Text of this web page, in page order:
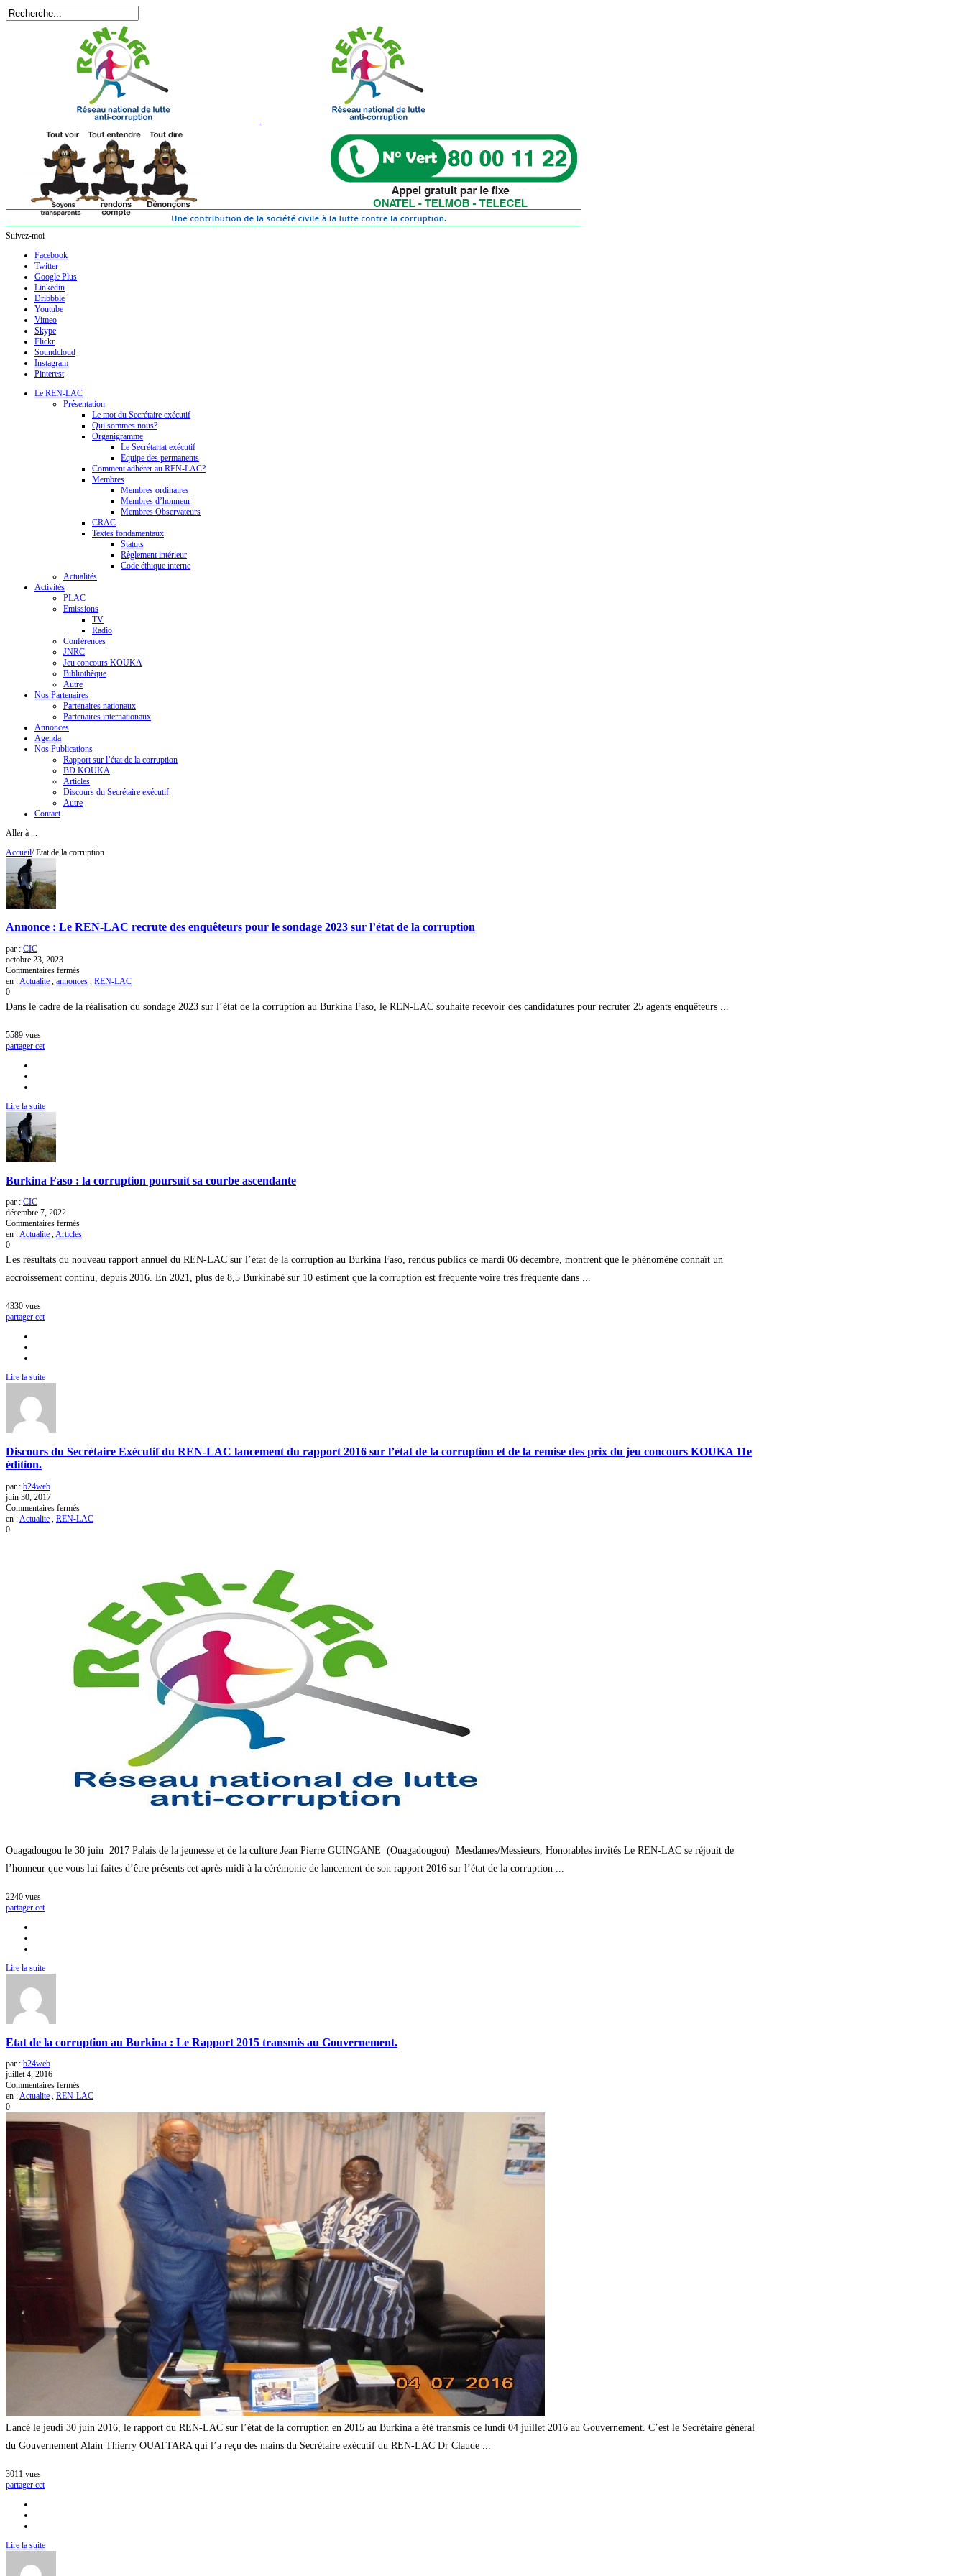
Suivez-moi
Facebook
Twitter
Google Plus
Linkedin
Dribbble
Youtube
Vimeo
Skype
Flickr
Soundcloud
Instagram
Pinterest
Le REN-LAC
Présentation
Le mot du Secrétaire exécutif
Qui sommes nous?
Organigramme
Le Secrétariat exécutif
Equipe des permanents
Comment adhérer au REN-LAC?
Membres
Membres ordinaires
Membres d’honneur
Membres Observateurs
CRAC
Textes fondamentaux
Statuts
Règlement intérieur
Code éthique interne
Actualités
Activités
PLAC
Emissions
TV
Radio
Conférences
JNRC
Jeu concours KOUKA
Bibliothèque
Autre
Nos Partenaires
Partenaires nationaux
Partenaires internationaux
Annonces
Agenda
Nos Publications
Rapport sur l’état de la corruption
BD KOUKA
Articles
Discours du Secrétaire exécutif
Autre
Contact
Aller à ...
Accueil/ Etat de la corruption
Annonce : Le REN-LAC recrute des enquêteurs pour le sondage 2023 sur l’état de la corruption
par : CIC
octobre 23, 2023
Commentaires fermés
Annonce
REN-
en : Actualite annonces
REN-LAC
0
Dans le cadre de la réalisation du sondage 2023 sur l’état de la corruption au Burkina Faso, le REN-LAC souhaite recevoir des candidatures pour recruter 25 agents enquêteurs ...
5589 vues
partager cet
Lire la suite
Burkina Faso : la corruption poursuit sa courbe ascendante
par : CIC
décembre 7, 2022
Commentaires ferméssur
Burkina
la
corruption
en :Actualite ,Articles
0
Les résultats du nouveau rapport annuel du REN-LAC sur l’état de la corruption au Burkina Faso, rendus publics ce mardi 06 décembre, montrent que le phénomène connaît un
accroissement continu, depuis 2016. En 2021, plus de 8,5 Burkinabè sur 10 estiment que la corruption est fréquente voire très fréquente dans ...
4330 vues
partager cet
Lire la suite
Discours du Secrétaire Exécutif du REN-LAC lancement du rapport 2016 sur l’état de la corruption et de la remise des prix du jeu concours KOUKA 11e
édition.
par : b24web
juin 30, 2017
Commentaires fermés
Discours
rapport
2016
l’état
et
concours
KOUKA
en : Actualite
REN-LAC
0
Ouagadougou le 30 juin 2017 Palais de la jeunesse et de la culture Jean Pierre GUINGANE (Ouagadougou) Mesdames/Messieurs, Honorables invités Le REN-LAC se réjouit de
l’honneur que vous lui faites d’être présents cet après-midi à la cérémonie de lancement de son rapport 2016 sur l’état de la corruption ...
2240 vues
partager cet
Lire la suite
Etat de la corruption au Burkina : Le Rapport 2015 transmis au Gouvernement.
par : b24web
juillet 4, 2016
Commentaires ferméssur
Etat
corruption
2015
transmis
Gouvernement.
en :Actualite , REN-LAC
0
Lancé le jeudi 30 juin 2016, le rapport du REN-LAC sur l’état de la corruption en 2015 au Burkina a été transmis ce lundi 04 juillet 2016 au Gouvernement. C’est le Secrétaire général
du Gouvernement Alain Thierry OUATTARA qui l’a reçu des mains du Secrétaire exécutif du REN-LAC Dr Claude ...
3011 vues
partager cet
Lire la suite